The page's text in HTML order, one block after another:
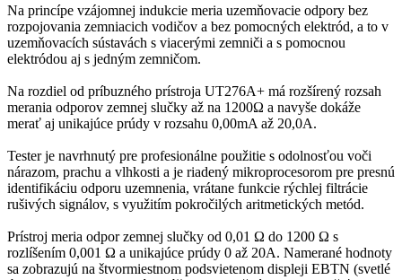
Na princípe vzájomnej indukcie meria uzemňovacie odpory bez
rozpojovania zemniacich vodičov a bez pomocných elektród, a to v
uzemňovacích sústavách s viacerými zemniči a s pomocnou
elektródou aj s jedným zemničom.
Na rozdiel od príbuzného prístroja UT276A+ má rozšírený rozsah
merania odporov zemnej slučky až na 1200Ω a navyše dokáže
merať aj unikajúce prúdy v rozsahu 0,00mA až 20,0A.
Tester je navrhnutý pre profesionálne použitie s odolnosťou voči
nárazom, prachu a vlhkosti a je riadený mikroprocesorom pre presnú
identifikáciu odporu uzemnenia, vrátane funkcie rýchlej filtrácie
rušivých signálov, s využitím pokročilých aritmetických metód.
Prístroj meria odpor zemnej slučky od 0,01 Ω do 1200 Ω s
rozlíšením 0,001 Ω a unikajúce prúdy 0 až 20A. Namerané hodnoty
sa zobrazujú na štvormiestnom podsvietenom displeji EBTN (svetlé